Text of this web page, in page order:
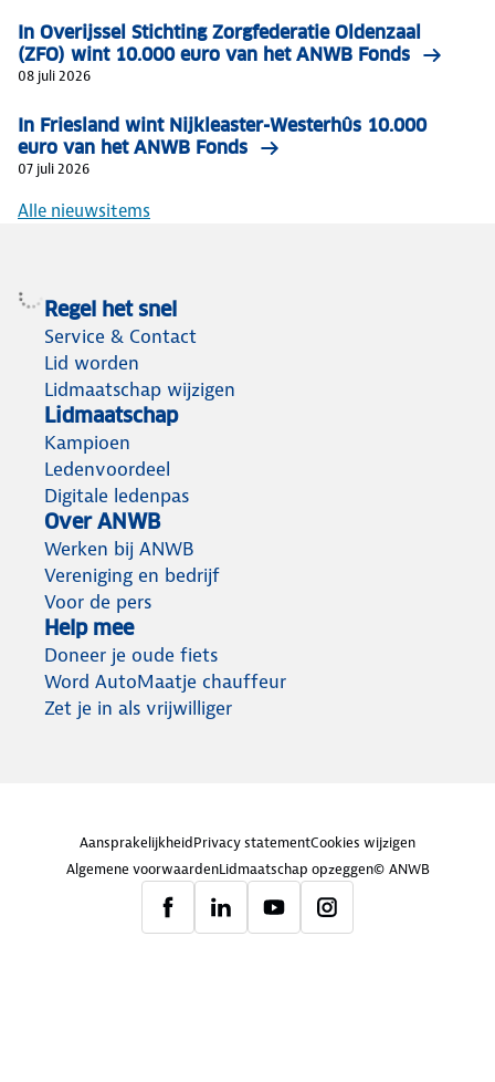
In Overijssel Stichting Zorgfederatie Oldenzaal
(ZFO) wint 10.000 euro van het ANWB Fonds
08 juli 2026
In Friesland wint Nijkleaster-Westerhûs 10.000
euro van het ANWB Fonds
07 juli 2026
Alle nieuwsitems
Regel het snel
Service & Contact
Lid worden
Lidmaatschap wijzigen
Lidmaatschap
Kampioen
Ledenvoordeel
Digitale ledenpas
Over ANWB
Werken bij ANWB
Vereniging en bedrijf
Voor de pers
Help mee
Doneer je oude fiets
Word AutoMaatje chauffeur
Zet je in als vrijwilliger
AansprakelijkheidPrivacy statementCookies wijzigen
Algemene voorwaardenLidmaatschap opzeggen© ANWB